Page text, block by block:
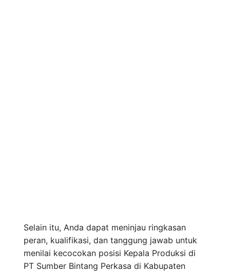
Selain itu, Anda dapat meninjau ringkasan
peran, kualifikasi, dan tanggung jawab untuk
menilai kecocokan posisi Kepala Produksi di
PT Sumber Bintang Perkasa di Kabupaten